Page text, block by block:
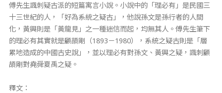
傅先生諷刺疑古派的短篇寓言小說。小說中的「理必有」是民國三
十三世紀的人，「好為系統之疑古」，他說孫文是孫行者的人間
化，黃興則是「黃龍見」之一種迷信而起，均無其人。傅先生筆下
的理必有其實就是顧頡剛（1893－1980），系統之疑古則是「層
累地造成的中國古史說」，並以理必有對孫文、黃興之疑，諷刺顧
頡剛對堯舜夏禹之疑。
釋文：